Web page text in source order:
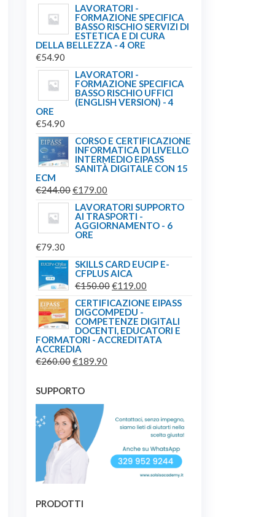
LAVORATORI -
FORMAZIONE SPECIFICA
BASSO RISCHIO SERVIZI DI
ESTETICA E DI CURA
DELLA BELLEZZA - 4 ORE
€54.90
LAVORATORI -
FORMAZIONE SPECIFICA
BASSO RISCHIO UFFICI
(ENGLISH VERSION) - 4
ORE
€54.90
CORSO E CERTIFICAZIONE
INFORMATICA DI LIVELLO
INTERMEDIO EIPASS
SANITÀ DIGITALE CON 15
ECM
€244.00IL
PREZZO
ORIGINALE
ERA:
€179.00
PREZZO
ATTUALE
LAVORATORI SUPPORTO
AI TRASPORTI -
AGGIORNAMENTO - 6
ORE
€79.30
SKILLS CARD EUCIP E-
CFPLUS AICA
€150.00IL
PREZZO
ORIGINALE
ERA:
€150.00.
€119.00
PREZZO
È:
€119.00.
CERTIFICAZIONE EIPASS
DIGCOMPEDU -
COMPETENZE DIGITALI
DOCENTI, EDUCATORI E
FORMATORI - ACCREDITATA
ACCREDIA
€260.00IL
ORIGINALE
ERA:
€260.00.
€189.90
€189.90.
SUPPORTO
PRODOTTI